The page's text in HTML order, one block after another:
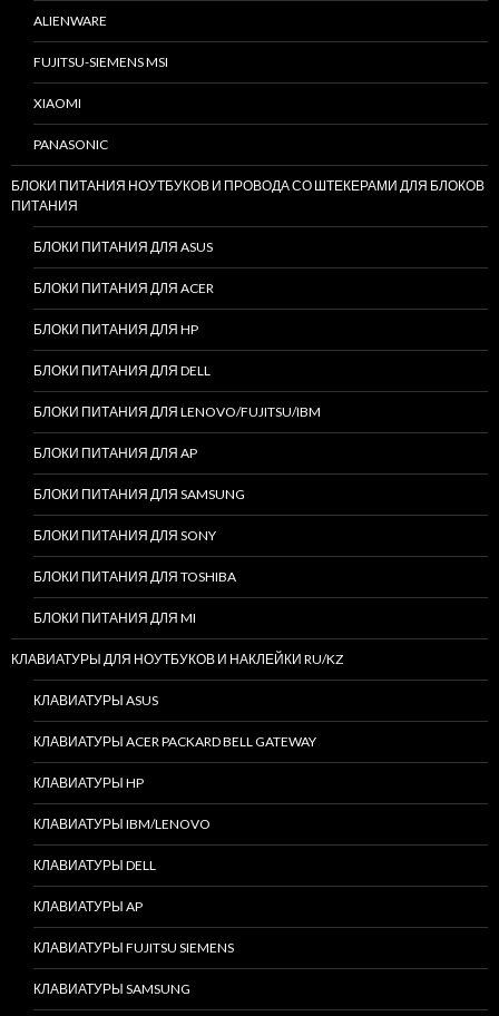
ALIENWARE
FUJITSU-SIEMENS MSI
XIAOMI
PANASONIC
БЛОКИ ПИТАНИЯ НОУТБУКОВ И ПРОВОДА СО ШТЕКЕРАМИ ДЛЯ БЛОКОВ
ПИТАНИЯ
БЛОКИ ПИТАНИЯ ДЛЯ ASUS
БЛОКИ ПИТАНИЯ ДЛЯ ACER
БЛОКИ ПИТАНИЯ ДЛЯ HP
БЛОКИ ПИТАНИЯ ДЛЯ DELL
БЛОКИ ПИТАНИЯ ДЛЯ LENOVO/FUJITSU/IBM
БЛОКИ ПИТАНИЯ ДЛЯ AP
БЛОКИ ПИТАНИЯ ДЛЯ SAMSUNG
БЛОКИ ПИТАНИЯ ДЛЯ SONY
БЛОКИ ПИТАНИЯ ДЛЯ TOSHIBA
БЛОКИ ПИТАНИЯ ДЛЯ MI
КЛАВИАТУРЫ ДЛЯ НОУТБУКОВ И НАКЛЕЙКИ RU/KZ
КЛАВИАТУРЫ ASUS
КЛАВИАТУРЫ ACER PACKARD BELL GATEWAY
КЛАВИАТУРЫ HP
КЛАВИАТУРЫ IBM/LENOVO
КЛАВИАТУРЫ DELL
КЛАВИАТУРЫ AP
КЛАВИАТУРЫ FUJITSU SIEMENS
КЛАВИАТУРЫ SAMSUNG